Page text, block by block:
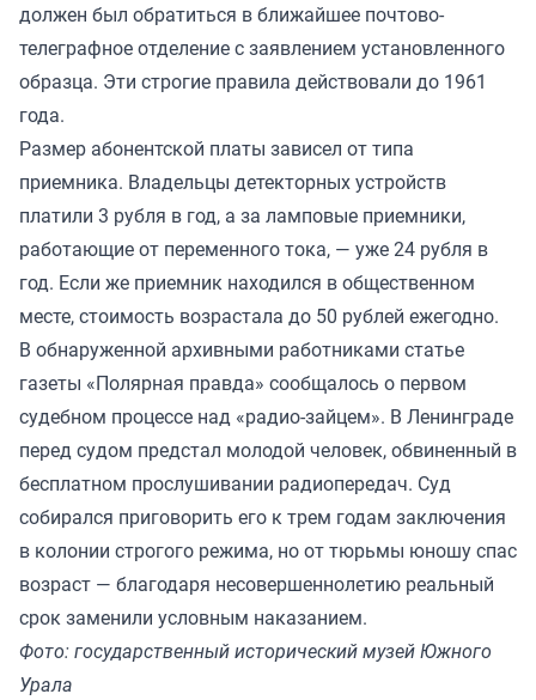
должен был обратиться в ближайшее почтово-
телеграфное отделение с заявлением установленного
образца. Эти строгие правила действовали до 1961
года.
Размер абонентской платы зависел от типа
приемника. Владельцы детекторных устройств
платили 3 рубля в год, а за ламповые приемники,
работающие от переменного тока, — уже 24 рубля в
год. Если же приемник находился в общественном
месте, стоимость возрастала до 50 рублей ежегодно.
В обнаруженной архивными работниками статье
газеты «Полярная правда» сообщалось о первом
судебном процессе над «радио-зайцем». В Ленинграде
перед судом предстал молодой человек, обвиненный в
бесплатном прослушивании радиопередач. Суд
собирался приговорить его к трем годам заключения
в колонии строгого режима, но от тюрьмы юношу спас
возраст — благодаря несовершеннолетию реальный
срок заменили условным наказанием.
Фото: государственный исторический музей Южного
Урала